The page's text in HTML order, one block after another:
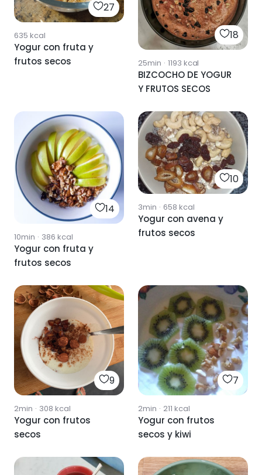
27
635 kcal
Yogur con fruta y
frutos secos
18
25min · 1193 kcal
BIZCOCHO DE YOGUR
Y FRUTOS SECOS
14
10min · 386 kcal
Yogur con fruta y
frutos secos
10
3min · 658 kcal
Yogur con avena y
frutos secos
9
2min · 308 kcal
Yogur con frutos
secos
7
2min · 211 kcal
Yogur con frutos
secos y kiwi